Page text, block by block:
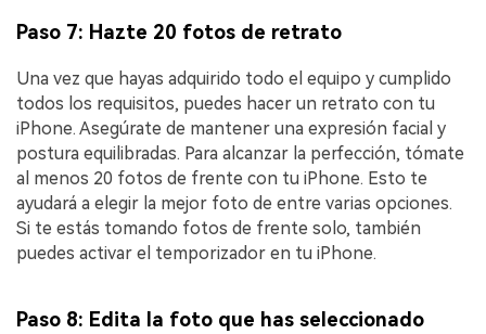
Paso 7: Hazte 20 fotos󠀲󠀡󠀡󠀤󠀦󠀡󠀢󠀠󠀧󠀳 de retrato
󠀰Una vez que hayas adquirido todo el equipo y cumplido
todos los requisitos, puedes hacer un retrato con tu
iPhone.󠀲󠀡󠀡󠀤󠀦󠀡󠀢󠀠󠀨󠀳 Asegúrate de mantener una expresión facial y
postura equilibradas.󠀲󠀡󠀡󠀤󠀦󠀡󠀢󠀠󠀩󠀳󠀰 Para alcanzar la perfección, tómate
al menos 20 fotos de frente con tu iPhone.󠀲󠀡󠀡󠀤󠀦󠀡󠀢󠀡󠀠󠀳󠀰 Esto te
ayudará a elegir la mejor foto de entre varias opciones.󠀲󠀡󠀡󠀤󠀦󠀡󠀢󠀡󠀡󠀳󠀰
Si te estás tomando fotos de frente solo, también
puedes activar el temporizador en tu iPhone.󠀲󠀡󠀡󠀤󠀦󠀡󠀢󠀡󠀢󠀳
Paso 8: Edita la foto que has seleccionado